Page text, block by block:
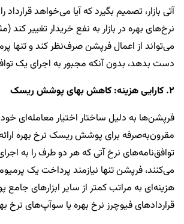
آتی بازار، تصمیم بگیرد که آیا می‌خواهد قرارداد
نرخ‌های بهره در بازار به نفع خریدار تغییر کند
می‌تواند از اعمال فرپشن صرف‌نظر کند و تنها
دست بدهد، بدون آنکه مجبور به اجرای یک
فرپشن‌ها به دلیل ساختار اختیار معامله‌ای خود،
مقرون‌به‌صرفه برای پوشش ریسک نرخ بهره
توافق‌نامه‌های نرخ آتی که هر دو طرف را به
می‌کنند، فرپشن تنها نیازمند پرداخت یک
هزینه‌ای به مراتب کمتر از سایر ابزارهای
قراردادهای فیوچرز نرخ بهره یا سوآپ‌های نرخ